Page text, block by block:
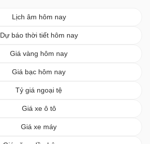
Lịch âm hôm nay
Dự báo thời tiết hôm nay
Giá vàng hôm nay
Giá bạc hôm nay
Tỷ giá ngoại tệ
Giá xe ô tô
Giá xe máy